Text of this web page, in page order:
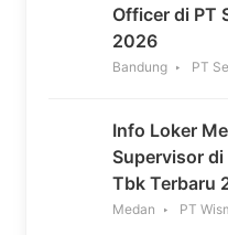
Officer di PT
2026
Bandung PT
Info Loker
Supervisor
Tbk Terbaru
Medan PT